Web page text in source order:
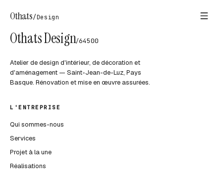
Othats/Design
Othats Design/64500
Atelier de design d'intérieur, de décoration et
d'aménagement — Saint-Jean-de-Luz, Pays
Basque. Rénovation et mise en œuvre assurées.
L'ENTREPRISE
Qui sommes-nous
Services
Projet à la une
Réalisations